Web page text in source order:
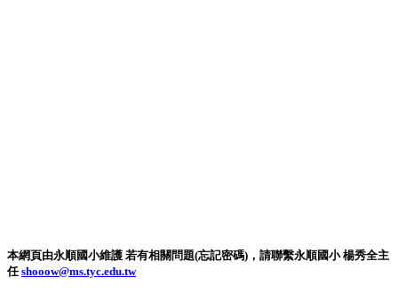
本網頁由永順國小維護 若有相關問題(忘記密碼)，請聯繫永順國小 楊秀全主
任shooow@ms.tyc.edu.tw